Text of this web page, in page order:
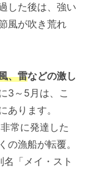
した後は、強い
風が吹き荒れ
、雷などの激し
3～5月は、こ
あります。
常に発達した
漁船が転覆。
「メイ・スト